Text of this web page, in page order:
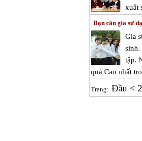
xuất
Bạn cần gia sư
Gia
sinh.
tập.
quả Cao nhất
Trang: Đầu <